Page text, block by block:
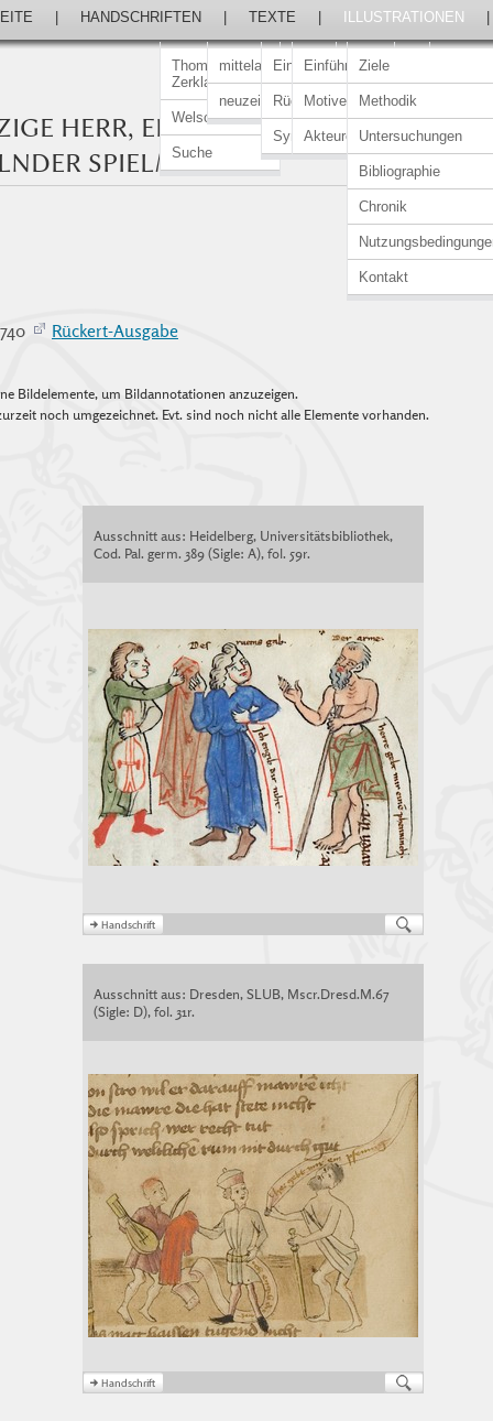
Thomasin von
Zerklaere
Welscher Gast
Suche
HANDSCHRIFTEN
mittelalterlich
neuzeitlich
TEXTE
Einführung
Rückert-Ausgabe
Synopsen
ILLUSTRATIONEN
Einführung
Motive
Akteure
Ziele
Methodik
Untersuchungen
Bibliographie
Chronik
Kontakt
HERR, EIN ARMER UND EIN
SPIELMANN
Rückert-Ausgabe
Bildelemente, um Bildannotationen anzuzeigen.
noch umgezeichnet. Evt. sind noch nicht alle Elemente vorhanden.
Ausschnitt aus: Heidelberg, Universitätsbibliothek,
Cod. Pal. germ. 389 (Sigle: A), fol. 59r.
Ausschnitt aus: Dresden, SLUB, Mscr.Dresd.M.67
(Sigle: D), fol. 31r.